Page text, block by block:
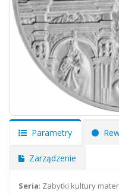
Parametry
Zarządzenie
Seria: Zabytki kultury